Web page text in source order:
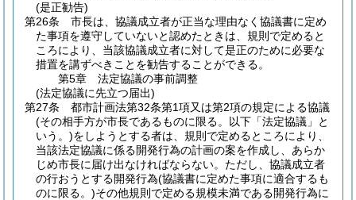
(是正勧告)
第26条
市長は、協議成立者が正当な理由なく協議書に定め
た事項を遵守していないと認めたときは、規則で定めると
ころにより、当該協議成立者に対して是正のために必要な
措置を講ずべきことを勧告することができる。
第5章
法定協議の事前調整
(法定協議に先立つ届出)
第27条
都市計画法第32条第1項又は第2項の規定による協議
(その相手方が市長であるものに限る。以下「法定協議」と
いう。)をしようとする者は、規則で定めるところにより、
当該法定協議に係る開発行為の計画の案を作成し、あらか
じめ市長に届け出なければならない。 ただし、協議成立者
の行おうとする開発行為(協議書に定めた事項に適合するも
のに限る。)その他規則で定める規模未満である開発行為に